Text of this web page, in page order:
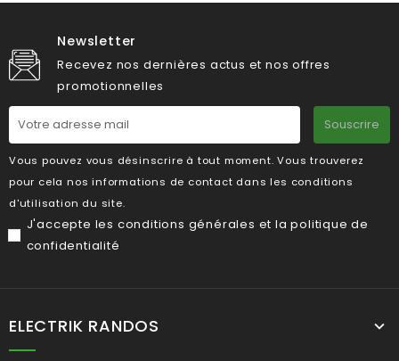
Newsletter
Recevez nos dernières actus et nos offres
promotionnelles
Souscrire
Vous pouvez vous désinscrire à tout moment. Vous trouverez
pour cela nos informations de contact dans les conditions
d'utilisation du site.
J'accepte les conditions générales et lapolitique de
confidentialité
ELECTRIK RANDOS